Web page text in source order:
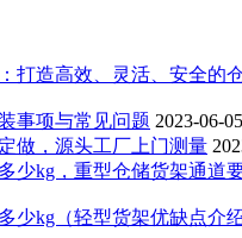
打造高效、灵活、安全的
事项与常见问题 2023-06-05
做，源头工厂上门测量
少kg，重型仓储货架通道
少kg（轻型货架优缺点介绍